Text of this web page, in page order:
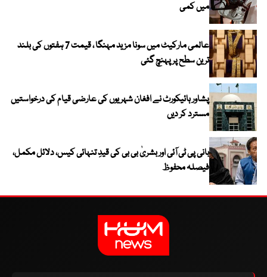
میں کمی
عالمی مارکیٹ میں سونا مزید مہنگا ، قیمت 7 ہفتوں کی بلند
ترین سطح پر پہنچ گئی
پشاور ہائیکورٹ نے افغان شہریوں کی عارضی قیام کی درخواستیں
مسترد کر دیں
بانی پی ٹی آئی اور بشریٰ بی بی کی قیدِ تنہائی کیس، دلائل مکمل،
فیصلہ محفوظ